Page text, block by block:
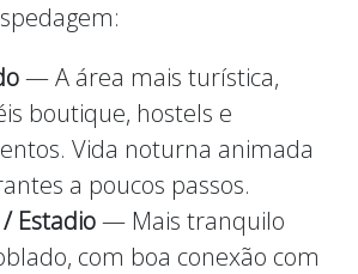
— A área mais turística,
boutique, hostels e
Vida noturna animada
a poucos passos.
Estadio— Mais tranquilo
com boa conexão com